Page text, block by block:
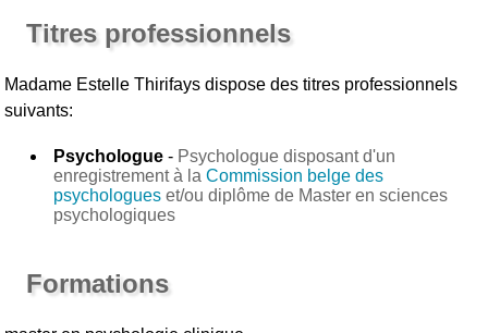
Titres professionnels
Madame Estelle Thirifays dispose des titres professionnels
suivants:
Psychologue - Psychologue disposant d'un
enregistrement à laCommission belge des
psychologues et/ou diplôme de Master en sciences
psychologiques
Formations